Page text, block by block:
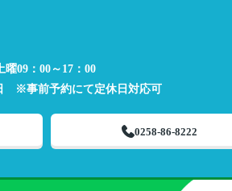
09：00～17：00
※事前予約にて定休日対応可
0258-86-8222